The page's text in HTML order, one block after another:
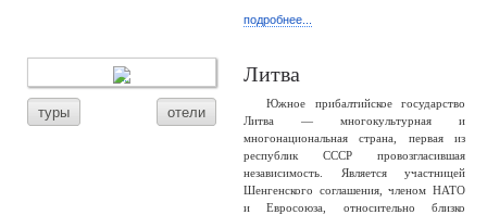
подробнее...
туры отели
Литва
Южное прибалтийское государство
Литва — многокультурная и
многонациональная страна, первая из
республик СССР провозгласившая
независимость. Является участницей
Шенгенского соглашения, членом НАТО
и Евросоюза, относительно близко